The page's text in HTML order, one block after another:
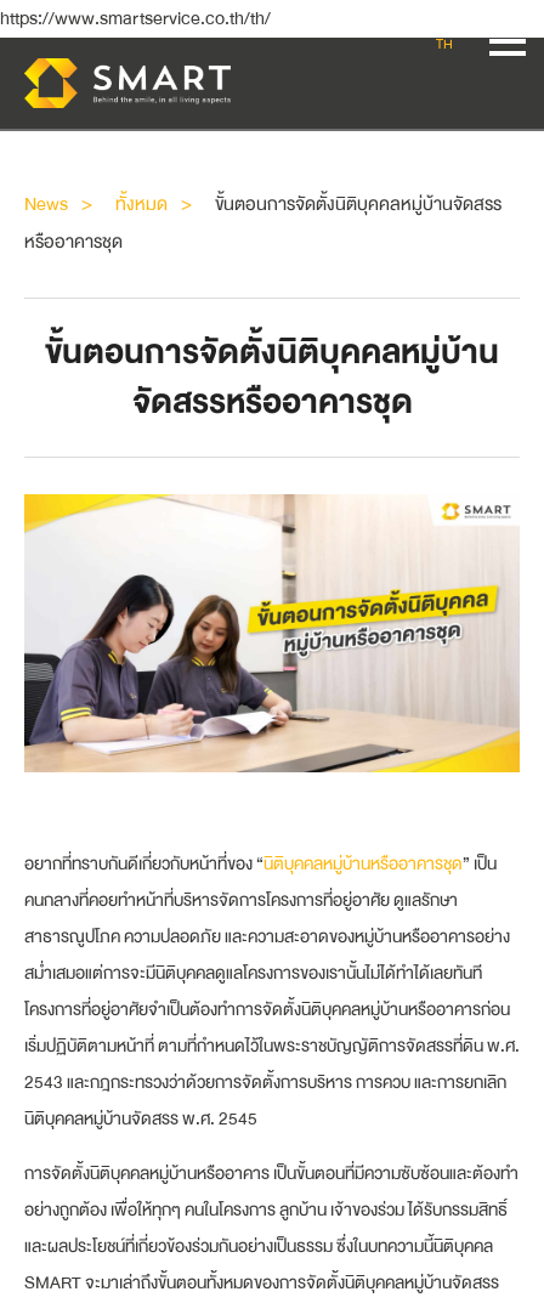
https://www.smartservice.co.th/th/
TH
News ทั้งหมด
ขั้นตอนการจัดตั้งนิติบุคคลหมู่บ้านจัดสรร
หรืออาคารชุด
ขั้นตอนการจัดตั้งนิติบุคคลหมู่บ้าน
จัดสรรหรืออาคารชุด
อยากที่ทราบกันดีเกี่ยวกับหน้าที่ของ “นิติบุคคลหมู่บ้านหรืออาคารชุด” เป็น
คนกลางที่คอยทำหน้าที่บริหารจัดการโครงการที่อยู่อาศัย ดูแลรักษา
สาธารณูปโภค ความปลอดภัย และความสะอาดของหมู่บ้านหรืออาคารอย่าง
สม่ำเสมอแต่การจะมีนิติบุคคลดูแลโครงการของเรานั้นไม่ได้ทำได้เลยทันที
โครงการที่อยู่อาศัยจำเป็นต้องทำการจัดตั้งนิติบุคคลหมู่บ้านหรืออาคารก่อน
เริ่มปฏิบัติตามหน้าที่ ตามที่กำหนดไว้ในพระราชบัญญัติการจัดสรรที่ดิน พ.ศ.
2543 และกฎกระทรวงว่าด้วยการจัดตั้งการบริหาร การควบ และการยกเลิก
นิติบุคคลหมู่บ้านจัดสรร พ.ศ. 2545
การจัดตั้งนิติบุคคลหมู่บ้านหรืออาคาร เป็นขั้นตอนที่มีความซับซ้อนและต้องทำ
อย่างถูกต้อง เพื่อให้ทุกๆ คนในโครงการ ลูกบ้าน เจ้าของร่วม ได้รับกรรมสิทธิ์
และผลประโยชน์ที่เกี่ยวข้องร่วมกันอย่างเป็นธรรม ซึ่งในบทความนี้นิติบุคคล
SMART จะมาเล่าถึงขั้นตอนทั้งหมดของการจัดตั้งนิติบุคคลหมู่บ้านจัดสรร